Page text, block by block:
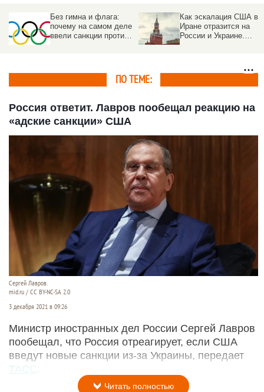
Как эскалация США в
Иране отразится на
России и Украине.
День 1459-й. Самое
важное к утру 22
февраля
ПО ТЕМЕ:
Россия ответит. Лавров пообещал реакцию на
«адские санкции» США
Сергей Лавров.
mid.ru / CC BY-NC-SA 2.0
3 декабря 2021 в 09:26
Министр иностранных дел России Сергей Лавров
пообещал, что Россия отреагирует, если США
введут новые санкции из-за Украины, передает
ТАСС
Читать полностью